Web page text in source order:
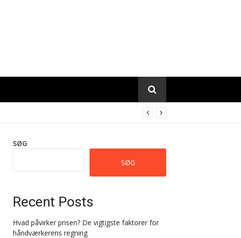
SØG
SØG
Recent Posts
Hvad påvirker prisen? De vigtigste faktorer for
håndværkerens regning